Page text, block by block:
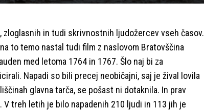
zloglasnih in tudi skrivnostnih ljudožercev vseh časov.
to temo nastal tudi film z naslovom Bratovščina
med letoma 1764 in 1767. Šlo naj bi za
Napadi so bili precej neobičajni, saj je žival lovila
glavna tarča, se pošast ni dotaknila. In prav
V treh letih je bilo napadenih 210 ljudi in 113 jih je